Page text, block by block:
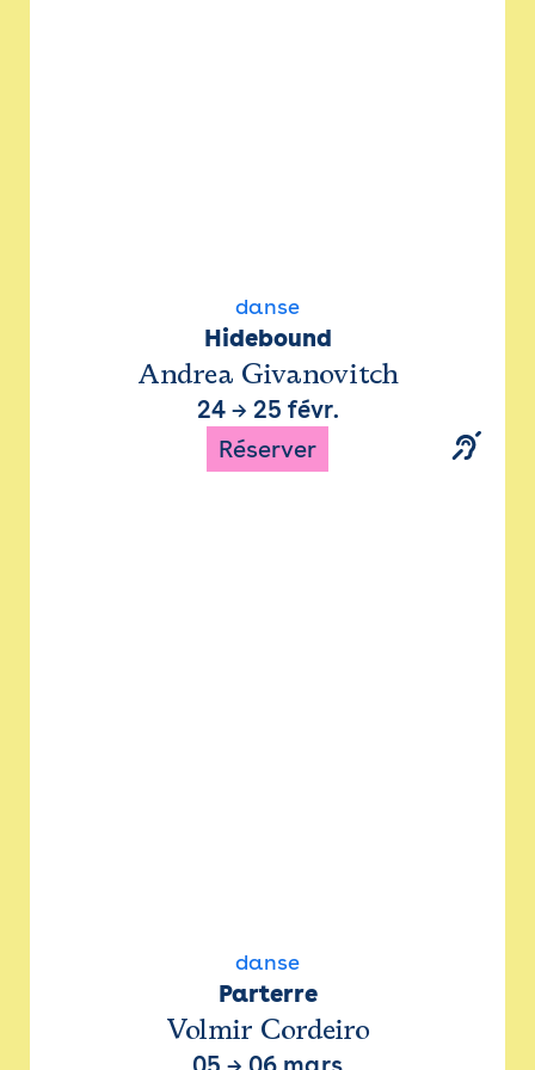
danse
Hidebound
Andrea Givanovitch
24→ 25 févr.
Réserver
danse
Parterre
Volmir Cordeiro